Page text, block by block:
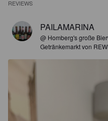
REVIEWS
PAILAMARINA
@ Homberg's große
Getränkemarkt von